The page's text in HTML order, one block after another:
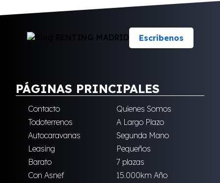
Escríbenos
PÁGINAS PRINCIPALES
Contacto
Quienes Somos
Todoterrenos
A Largo Plazo
Autocaravanas
Segunda Mano
Leasing
Pequeños
Barato
7 plazas
Con Asnef
15.000km Año